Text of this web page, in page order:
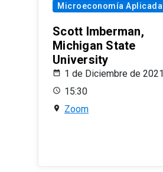
Microeconomía Aplicada
Scott Imberman,
Michigan State
University
1 de Diciembre de 2021
15:30
Zoom